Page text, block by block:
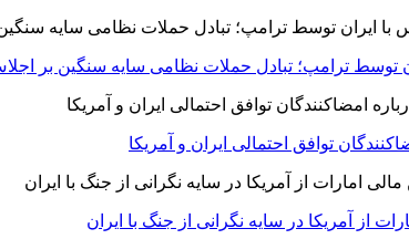
توسط ترامپ؛ تبادل حملات نظامی سایه سنگین بر
توافق احتمالی ایران و آمریکا
از آمریکا در سایه نگرانی از جنگ با ایران